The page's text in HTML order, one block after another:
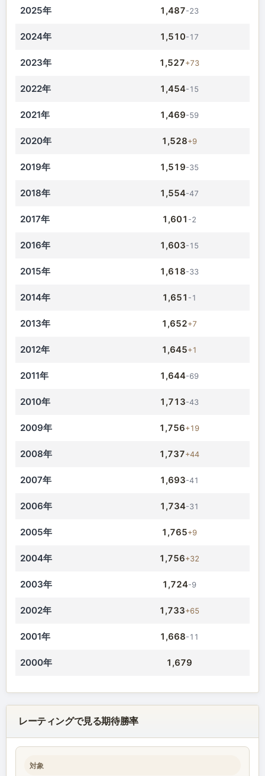
2025年 1,487-23
2024年 1,510-17
2023年 1,527+73
2022年 1,454-15
2021年 1,469-59
2020年 1,528+9
2019年 1,519-35
2018年 1,554-47
2017年 1,601 -2
2016年 1,603-15
2015年 1,618-33
2014年 1,651 -1
2013年 1,652+7
2012年 1,645+1
2011年 1,644-69
2010年 1,713-43
2009年 1,756+19
2008年 1,737+44
2007年 1,693-41
2006年 1,734-31
2005年 1,765+9
2004年 1,756+32
2003年 1,724-9
2002年 1,733+65
2001年 1,668-11
2000年 1,679
レーティングで見る期待勝率
対象